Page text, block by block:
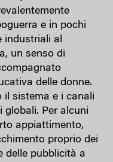
e in pochi
industriali al
un senso di
delle donne.
il sistema e i canali
Per alcuni
appiattimento,
proprio dei
delle pubblicità a